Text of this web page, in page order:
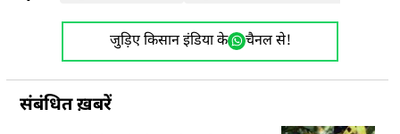
जुड़िए किसान इंडिया के चैनल से!
संबंधित ख़बरें